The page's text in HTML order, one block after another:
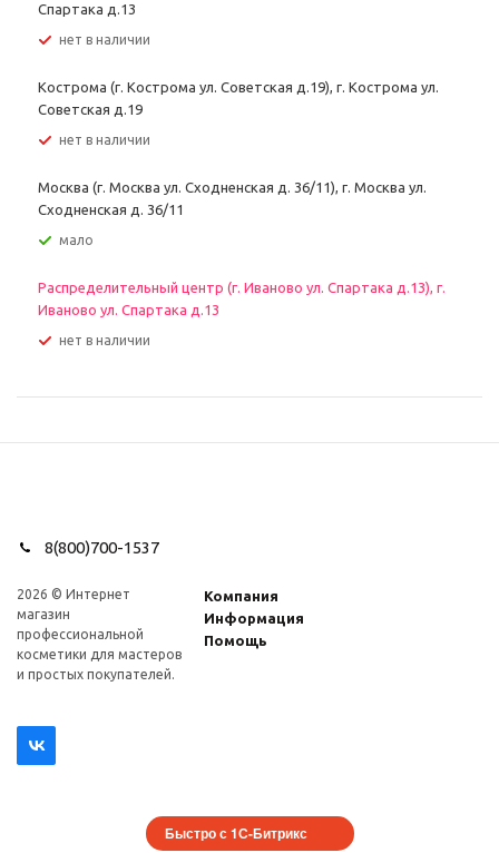
Спартака д.13
Нет в наличии
Кострома (г. Кострома ул. Советская д.19), г. Кострома ул.
Советская д.19
Нет в наличии
Москва (г. Москва ул. Сходненская д. 36/11), г. Москва ул.
Сходненская д. 36/11
Мало
Распределительный центр (г. Иваново ул. Спартака д.13), г.
Иваново ул. Спартака д.13
Нет в наличии
8(800)700-1537
2026 © Интернет
магазин
профеcсиональной
косметики для мастеров
и простых покупателей.
Компания
Информация
Помощь
Быстро с 1С-Битрикс